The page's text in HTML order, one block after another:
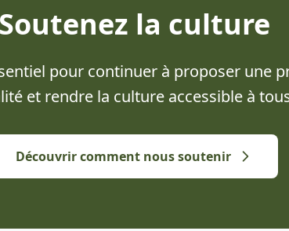
Soutenez la culture
pour continuer à proposer une
et rendre la culture accessible à
Découvrir comment nous soutenir